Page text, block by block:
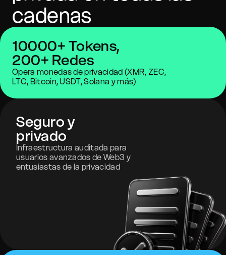
cadenas
10000+ Tokens,
200+ Redes
Opera monedas de privacidad (XMR, ZEC,
LTC, Bitcoin, USDT, Solana y más)
Seguro y
privado
Infraestructura auditada para
usuarios avanzados de Web3 y
entusiastas de la privacidad